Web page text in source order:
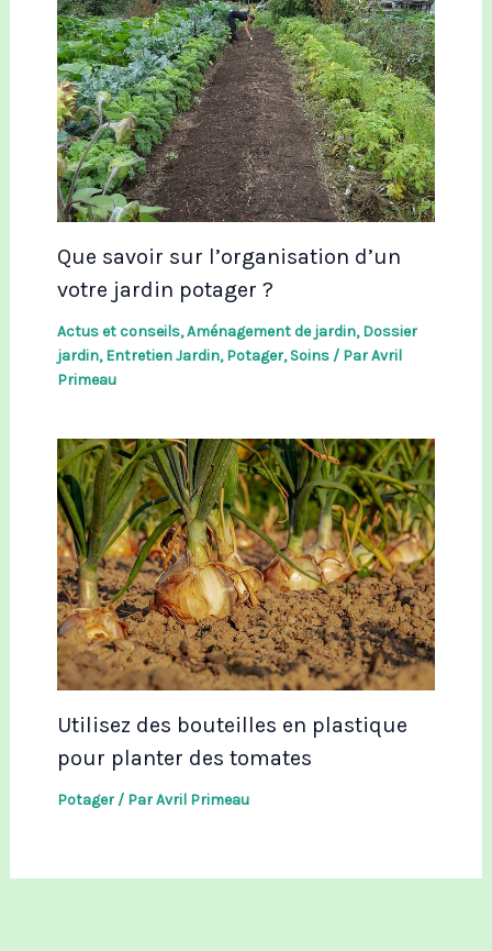
Que savoir sur l’organisation d’un
votre jardin potager ?
Actus et conseils,Aménagement de jardin,Dossier
jardin,Entretien Jardin,Potager,Soins/ ParAvril
Primeau
Utilisez des bouteilles en plastique
pour planter des tomates
Potager/ ParAvril Primeau